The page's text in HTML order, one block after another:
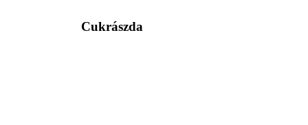
Cukrászda